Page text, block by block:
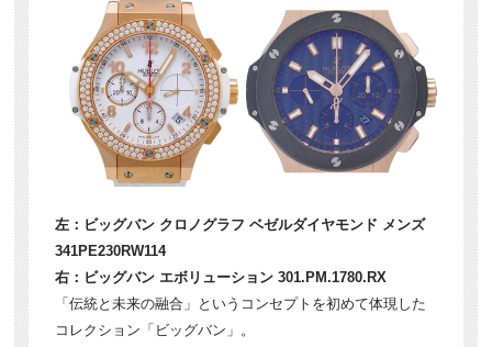
左：ビッグバン クロノグラフ ベゼルダイヤモンド メンズ
341PE230RW114
右：ビッグバン エボリューション 301.PM.1780.RX
「伝統と未来の融合」というコンセプトを初めて体現した
コレクション「ビッグバン」。